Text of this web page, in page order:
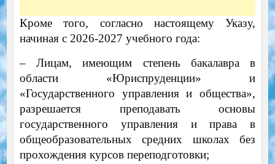
Кроме того, согласно настоящему Указу,
начиная с 2026-2027 учебного года:
– Лицам, имеющим степень бакалавра в
области «Юриспруденции» и
«Государственного управления и общества»,
разрешается преподавать основы
государственного управления и права в
общеобразовательных средних школах без
прохождения курсов переподготовки;